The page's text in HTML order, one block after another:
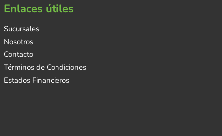
Enlaces útiles
Sucursales
Nosotros
Contacto
Términos de Condiciones
Estados Financieros